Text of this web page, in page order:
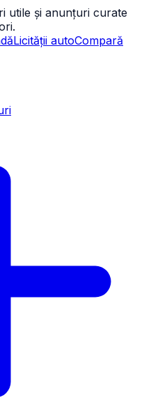
utile și anunțuri curate
Licității autoCompară